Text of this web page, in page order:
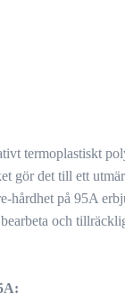
termoplastiskt
gör det till ett
hårdhet på 95A
och